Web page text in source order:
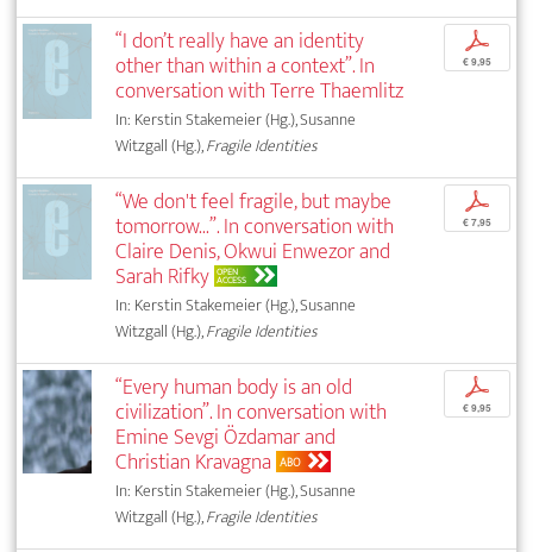
“I don’t really have an identity
other than within a context”. In
conversation with Terre Thaemlitz
In: Kerstin Stakemeier (Hg.), Susanne
Witzgall (Hg.),Fragile Identities
p
€ 9,95
“We don't feel fragile, but maybe
tomorrow...”. In conversation with
Claire Denis, Okwui Enwezor and
Sarah Rifky OPEN
ACCESS
In: Kerstin Stakemeier (Hg.), Susanne
Witzgall (Hg.),Fragile Identities
p
€ 7,95
“Every human body is an old
civilization”. In conversation with
Emine Sevgi Özdamar and
Christian Kravagna ABO
In: Kerstin Stakemeier (Hg.), Susanne
Witzgall (Hg.),Fragile Identities
p
€ 9,95